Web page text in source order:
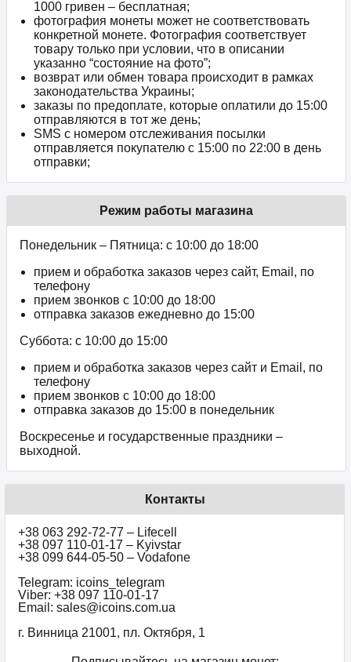
1000 гривен – бесплатная;
фотография монеты может не соответствовать
конкретной монете. Фотография соответствует
товару только при условии, что в описании
указанно “состояние на фото”;
возврат или обмен товара происходит в рамках
законодательства Украины;
заказы по предоплате, которые оплатили до 15:00
отправляются в тот же день;
SMS с номером отслеживания посылки
отправляется покупателю с 15:00 по 22:00 в день
отправки;
Режим работы магазина
Понедельник – Пятница: с 10:00 до 18:00
прием и обработка заказов через сайт, Email, по
телефону
прием звонков c 10:00 до 18:00
отправка заказов ежедневно до 15:00
Суббота: с 10:00 до 15:00
прием и обработка заказов через сайт и Email, по
телефону
прием звонков c 10:00 до 18:00
отправка заказов до 15:00 в понедельник
Воскресенье и государственные праздники –
выходной.
Контакты
+38 063 292-72-77 – Lifecell
+38 097 110-01-17 – Kyivstar
+38 099 644-05-50 – Vodafone
Telegram: icoins_telegram
Viber: +38 097 110-01-17
Email: sales@icoins.com.ua
г. Винница 21001, пл. Октября, 1